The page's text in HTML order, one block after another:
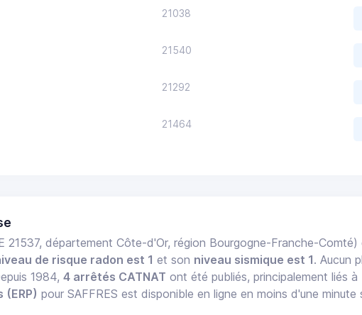
21038
21540
21292
21464
21537, département Côte-d'Or, région Bourgogne-Franche-Comté)
de risque radon est 1 et son niveau sismique est 1. Aucun
1984,4 arrêtés CATNAT ont été publiés, principalement liés à
pour SAFFRES est disponible en ligne en moins d'une minute